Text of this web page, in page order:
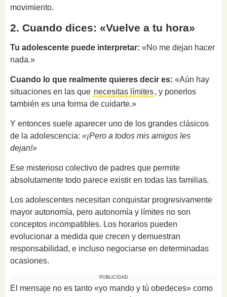
movimiento.
2. Cuando dices: «Vuelve a tu hora»
Tu adolescente puede interpretar: «No me dejan hacer
nada.»
Cuando lo que realmente quieres decir es: «Aún hay
situaciones en las que necesitas límites, y ponerlos
también es una forma de cuidarte.»
Y entonces suele aparecer uno de los grandes clásicos
de la adolescencia: «¡Pero a todos mis amigos les
dejan!»
Ese misterioso colectivo de padres que permite
absolutamente todo parece existir en todas las familias.
Los adolescentes necesitan conquistar progresivamente
mayor autonomía, pero autonomía y límites no son
conceptos incompatibles. Los horarios pueden
evolucionar a medida que crecen y demuestran
responsabilidad, e incluso negociarse en determinadas
ocasiones.
PUBLICIDAD
El mensaje no es tanto «yo mando y tú obedeces» como